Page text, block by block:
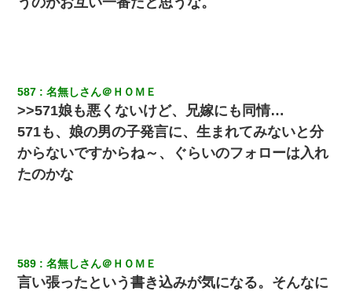
587 名無しさん＠ＨＯＭＥ
>>571娘も悪くないけど、兄嫁にも同情…
571も、娘の男の子発言に、生まれてみないと分
からないですからね～、ぐらいのフォローは入れ
たのかな
589 名無しさん＠ＨＯＭＥ
言い張ったという書き込みが気になる。そんなに